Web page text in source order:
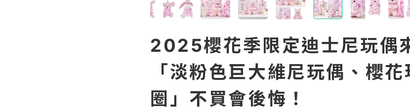
2025櫻花季限定迪士尼玩偶
「淡粉色巨大維尼玩偶、櫻
圈」不買會後悔！